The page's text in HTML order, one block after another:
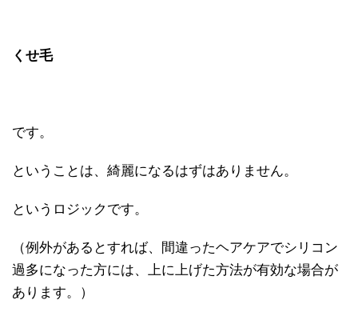
くせ毛
です。
ということは、綺麗になるはずはありません。
というロジックです。
（例外があるとすれば、間違ったヘアケアでシリコン
過多になった方には、上に上げた方法が有効な場合が
あります。）